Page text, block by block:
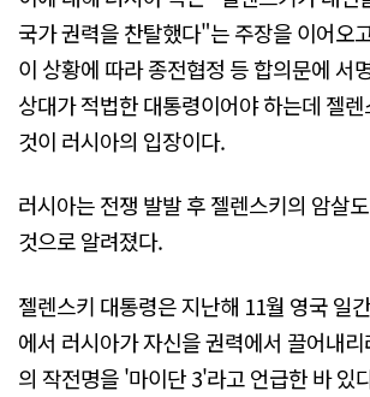
국가 권력을 찬탈했다"는 주장을 이어오
이 상황에 따라 종전협정 등 합의문에 서
상대가 적법한 대통령이어야 하는데 젤
것이 러시아의 입장이다.
러시아는 전쟁 발발 후 젤렌스키의 암살
것으로 알려졌다.
젤렌스키 대통령은 지난해 11월 영국 일
에서 러시아가 자신을 권력에서 끌어내
의 작전명을 '마이단 3'라고 언급한 바 있